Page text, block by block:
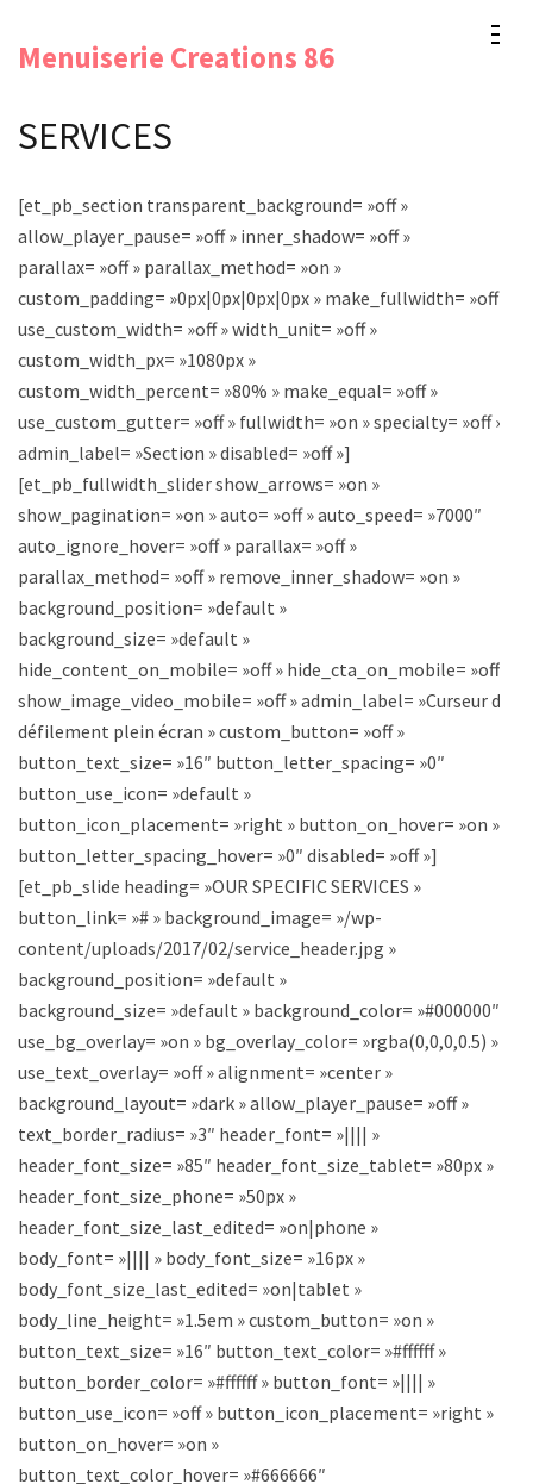
(Pressez
Menuiserie Creations 86
SERVICES
[et_pb_section transparent_background= »off »
allow_player_pause= »off » inner_shadow= »off »
parallax= »off » parallax_method= »on »
custom_padding= »0px|0px|0px|0px » make_fullwidth= »off »
use_custom_width= »off » width_unit= »off »
custom_width_px= »1080px »
custom_width_percent= »80% » make_equal= »off »
use_custom_gutter= »off » fullwidth= »on » specialty= »off »
admin_label= »Section » disabled= »off »]
[et_pb_fullwidth_slider show_arrows= »on »
show_pagination= »on » auto= »off » auto_speed= »7000″
auto_ignore_hover= »off » parallax= »off »
parallax_method= »off » remove_inner_shadow= »on »
background_position= »default »
background_size= »default »
hide_content_on_mobile= »off » hide_cta_on_mobile= »off »
show_image_video_mobile= »off » admin_label= »Curseur de
défilement plein écran » custom_button= »off »
button_text_size= »16″ button_letter_spacing= »0″
button_use_icon= »default »
button_icon_placement= »right » button_on_hover= »on »
button_letter_spacing_hover= »0″ disabled= »off »]
[et_pb_slide heading= »OUR SPECIFIC SERVICES »
button_link= »# » background_image= »/wp-
content/uploads/2017/02/service_header.jpg »
background_position= »default »
background_size= »default » background_color= »#000000″
use_bg_overlay= »on » bg_overlay_color= »rgba(0,0,0,0.5) »
use_text_overlay= »off » alignment= »center »
background_layout= »dark » allow_player_pause= »off »
text_border_radius= »3″ header_font= »|||| »
header_font_size= »85″ header_font_size_tablet= »80px »
header_font_size_phone= »50px »
header_font_size_last_edited= »on|phone »
body_font= »|||| » body_font_size= »16px »
body_font_size_last_edited= »on|tablet »
body_line_height= »1.5em » custom_button= »on »
button_text_size= »16″ button_text_color= »#ffffff »
button_border_color= »#ffffff » button_font= »|||| »
button_use_icon= »off » button_icon_placement= »right »
button_on_hover= »on »
button_text_color_hover= »#666666″